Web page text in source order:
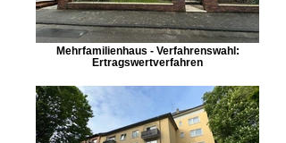
Mehrfamilienhaus - Verfahrenswahl:
Ertragswertverfahren